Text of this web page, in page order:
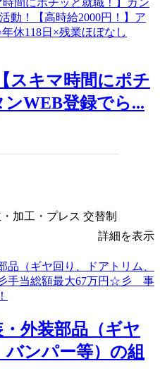
スキマ時間にポチ
WEB登録でら...
加工・プレス 交替制
詳細を表示
・外装部品（ギヤ
ンパー等）の組